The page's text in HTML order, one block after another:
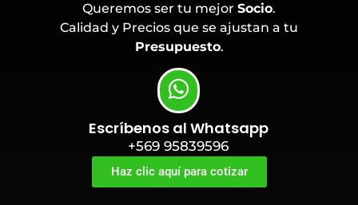
Queremos ser tu mejor Socio.
Calidad y Precios que se ajustan a tu
Presupuesto.
Escríbenos al Whatsapp
+569 95839596
Haz clic aquí para cotizar